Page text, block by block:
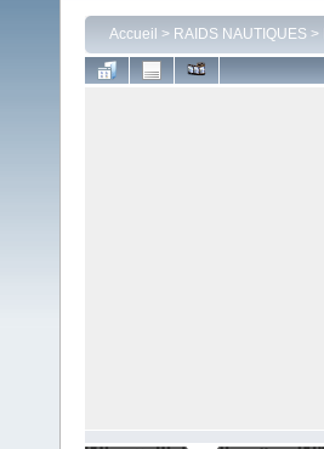
Accueil > RAIDS NAUTIQUES >